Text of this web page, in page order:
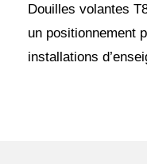
Douilles volantes
un positionnement
installations